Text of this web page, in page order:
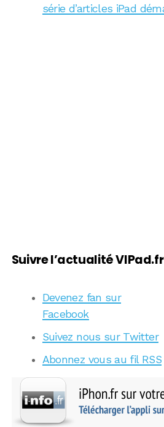
série d’articles iPad
Suivre l’actualité VIPad.fr
Devenez fan sur
Facebook
Suivez nous sur Twitter
Abonnez vous au fil RSS